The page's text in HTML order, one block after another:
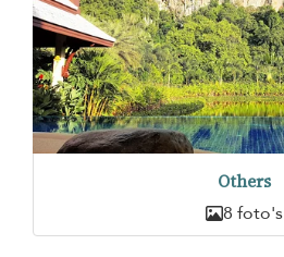
Others
8 foto's